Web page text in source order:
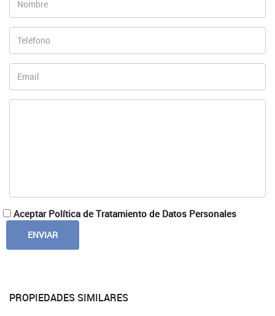
Aceptar Política de Tratamiento de Datos Personales
PROPIEDADES SIMILARES